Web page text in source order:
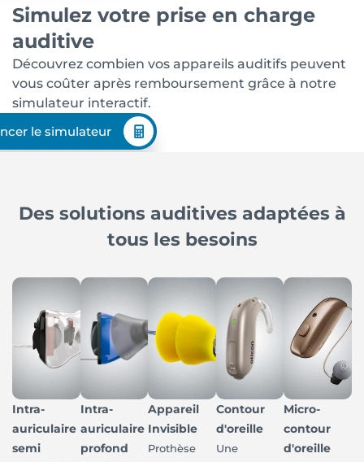
Simulez votre prise en charge
auditive
Découvrez combien vos appareils auditifs peuvent
vous coûter après remboursement grâce à notre
simulateur interactif.
le simulateur
Des solutions auditives adaptées à
tous les besoins
Intra-
auriculaire
semi
Intra-
auriculaire
profond
Appareil
Invisible
Prothèse
Contour
d'oreille
Une
Micro-
contour
d'oreille